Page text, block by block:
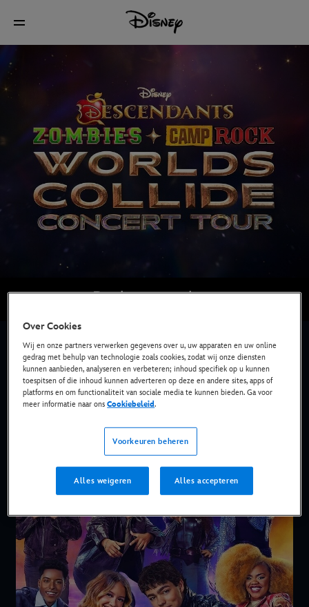
Boek nu je tickets
Over Cookies
Wij en onze partners verwerken gegevens over u, uw apparaten en uw online
gedrag met behulp van technologie zoals cookies, zodat wij onze diensten
kunnen aanbieden, analyseren en verbeteren; inhoud specifiek op u kunnen
toespitsen of die inhoud kunnen adverteren op deze en andere sites, apps of
platforms en om functionaliteit van sociale media te kunnen bieden. Ga voor
meer informatie naar onsCookiebeleid.
Voorkeuren beheren
Alles weigeren Alles accepteren